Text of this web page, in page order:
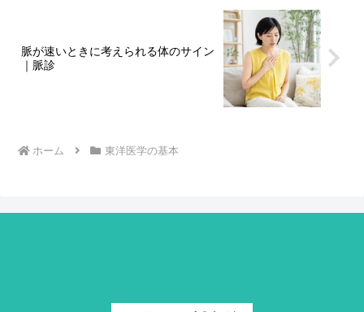
脈が速いときに考えられる体のサイン
｜脈診
ホーム 東洋医学の基本